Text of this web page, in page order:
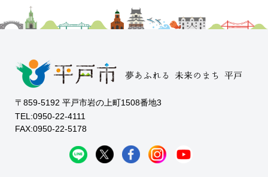
〒859-5192 平戸市岩の上町1508番地3
TEL:0950-22-4111
FAX:0950-22-5178